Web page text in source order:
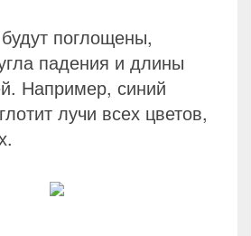
поглощены,
падения и длины
Например, синий
лучи всех цветов,